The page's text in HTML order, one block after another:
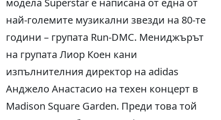
модела Superstar е написана от една от
най-големите музикални звезди на 80-те
години – групата Run-DMC. Мениджърът
на групата Лиор Коен кани
изпълнителния директор на adidas
Анджело Анастасио на техен концерт в
Madison Square Garden. Преди това той